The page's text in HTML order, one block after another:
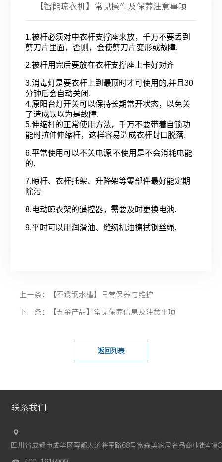
【智能晾衣机】常见操作及保养注意事项
1.被杆必须对中衣杆支撑座来放，千万不要丢到
剪刀片里面，否则，会使剪刀片变形或故障.
2.被杆用完后要放在衣杆支撑座上卡好对齐
3.消毒灯是要衣杆上到最顶时才可使用的,并且30
分钟后会自动关闭.
4.原阳台灯开关可以保持长期常开状态，以免关
了造成误以为是故障.
5.伸缩杆的正常使用方法，千万不要带着自锁功
能时拉伸伸缩杆，这样容易造成衣杆封口脱落.
6.平常使用可以不关电源,不使用是不会消耗电能
的.
7.晾杆、衣杆托架、升降架等零部件最好能定期
除污
8.电动晾衣架的遥控器，需要及时更换电池.
9.平时可以用润滑油、缝纫机油擦拭钢丝绳.
上一条：【不锈钢水槽】日常保养与维护
下一条：【五金产品】常见保养信息及注意事项
返回列表
联系我们
四川省成都市成华区蓉都大道将军路68号富森美家居名品商业街4幢